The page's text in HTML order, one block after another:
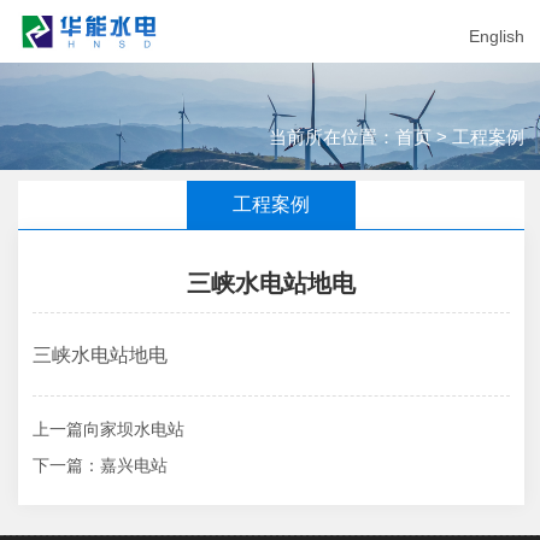
English
当前所在位置：首页> 工程案例
工程案例
三峡水电站地电
三峡水电站地电
上一篇向家坝水电站
下一篇 ：嘉兴电站